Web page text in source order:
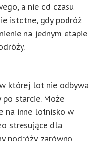
a nie od czasu
istotne, gdy podróż
na jednym etapie
której lot nie odbywa
starcie. Może
na inne lotnisko w
stresujące dla
podróży, zarówno